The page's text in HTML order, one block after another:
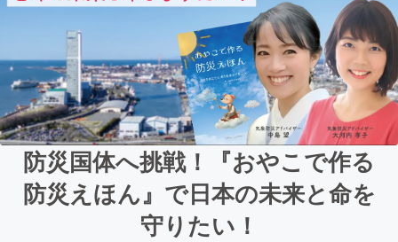
防災国体へ挑戦！『おやこで作る
防災えほん』で日本の未来と命を
守りたい！